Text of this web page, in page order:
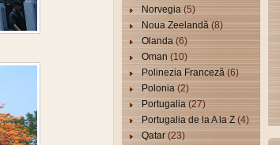
Norvegia (5)
Noua Zeelandă (8)
Olanda (6)
Oman (10)
Polinezia Franceză (6)
Polonia (2)
Portugalia (27)
Portugalia de la A la Z (4)
Qatar (23)